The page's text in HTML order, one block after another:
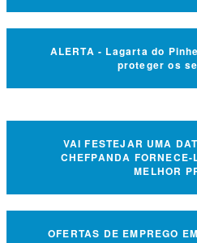
ALERTA - Lagarta do
proteger os
VAI FESTEJAR UMA
CHEFPANDA
MELHOR
OFERTAS DE EMPREGO